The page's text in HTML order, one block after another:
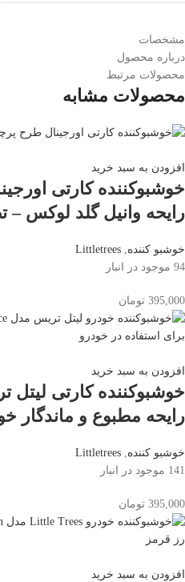
مشخصات
درباره محصول
محصولات مرتبط
محصولات مشابه
افزودن به سبد خرید
خوشبوکننده کارتی
رایحه وانیل گلد لوکس
خوشبو کننده,
Littletrees
94 موجود در انبار
395,000 تومان
افزودن به سبد خرید
رایحه مطبوع و ماندگار
خوشبو کننده,
Littletrees
141 موجود در انبار
395,000 تومان
افزودن به سبد خرید